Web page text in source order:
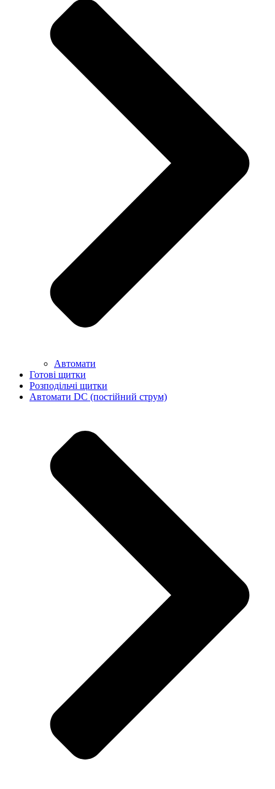
Автомати
Готові щитки
Розподільчі щитки
Автомати DC (постійний струм)